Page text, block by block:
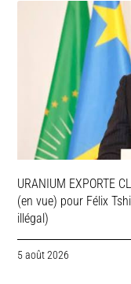
URANIUM EXPORTE
(en vue) pour Félix
illégal)
5 août 2026